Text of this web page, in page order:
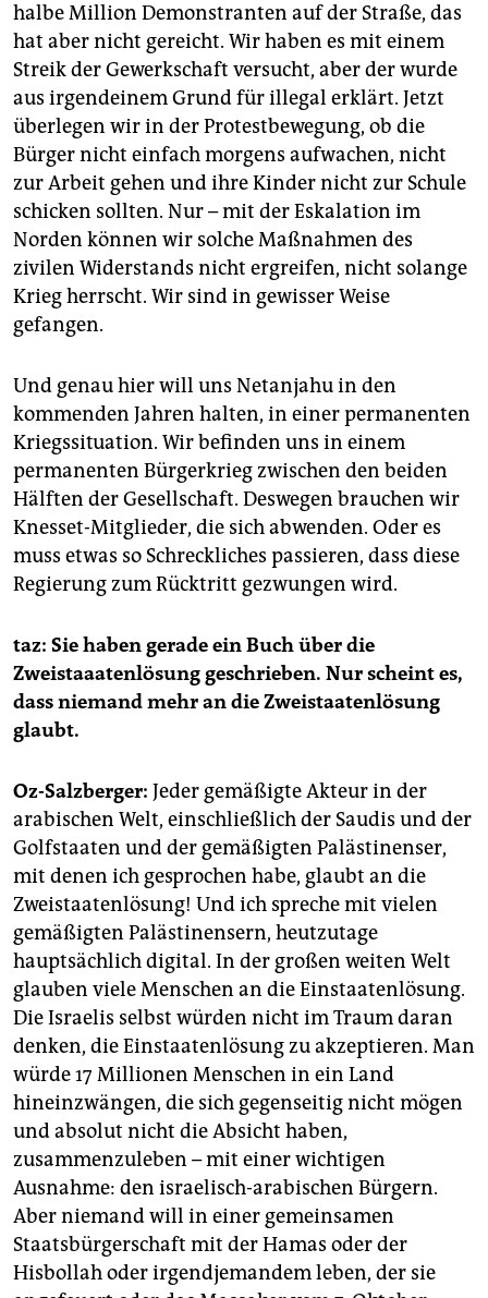
halbe Million Demonstranten auf der Straße, das
hat aber nicht gereicht. Wir haben es mit einem
Streik der Gewerkschaft versucht, aber der wurde
aus irgendeinem Grund für illegal erklärt. Jetzt
überlegen wir in der Protestbewegung, ob die
Bürger nicht einfach morgens aufwachen, nicht
zur Arbeit gehen und ihre Kinder nicht zur Schule
schicken sollten. Nur – mit der Eskalation im
Norden können wir solche Maßnahmen des
zivilen Widerstands nicht ergreifen, nicht solange
Krieg herrscht. Wir sind in gewisser Weise
gefangen.
Und genau hier will uns Netanjahu in den
kommenden Jahren halten, in einer permanenten
Kriegssituation. Wir befinden uns in einem
permanenten Bürgerkrieg zwischen den beiden
Hälften der Gesellschaft. Deswegen brauchen wir
Knesset-Mitglieder, die sich abwenden. Oder es
muss etwas so Schreckliches passieren, dass diese
Regierung zum Rücktritt gezwungen wird.
taz: Sie haben gerade ein Buch über die
Zweistaaatenlösung geschrieben. Nur scheint es,
dass niemand mehr an die Zweistaatenlösung
glaubt.
Oz-Salzberger: Jeder gemäßigte Akteur in der
arabischen Welt, einschließlich der Saudis und der
Golfstaaten und der gemäßigten Palästinenser,
mit denen ich gesprochen habe, glaubt an die
Zweistaatenlösung! Und ich spreche mit vielen
gemäßigten Palästinensern, heutzutage
hauptsächlich digital. In der großen weiten Welt
glauben viele Menschen an die Einstaatenlösung.
Die Israelis selbst würden nicht im Traum daran
denken, die Einstaatenlösung zu akzeptieren. Man
würde 17 Millionen Menschen in ein Land
hineinzwängen, die sich gegenseitig nicht mögen
und absolut nicht die Absicht haben,
zusammenzuleben – mit einer wichtigen
Ausnahme: den israelisch-arabischen Bürgern.
Aber niemand will in einer gemeinsamen
Staatsbürgerschaft mit der Hamas oder der
Hisbollah oder irgendjemandem leben, der sie